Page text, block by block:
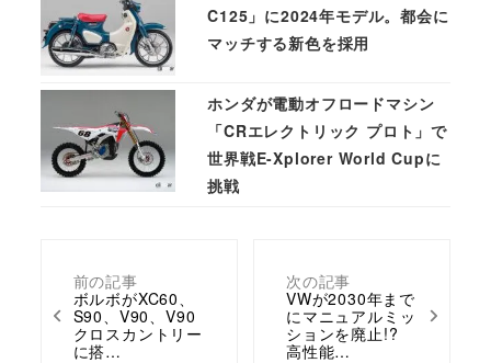
前の記事
ボルボがXC60、
S90、V90、V90
クロスカントリー
に搭…
次の記事
VWが2030年まで
にマニュアルミッ
ションを廃止!?
高性能…
C125」に2024年モデル。都会に
マッチする新色を採用
ホンダが電動オフロードマシン
「CRエレクトリック プロト」で
世界戦E-Xplorer World Cupに
挑戦